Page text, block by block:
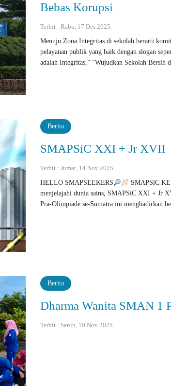
Bebas Korupsi
Terbit : Rabu, 17 Des 2025
Menuju Zona Integritas di sekolah berarti
pelayanan publik yang baik dengan slogan
adalah Integritas,” “Wujudkan Sekolah Bersih
Berita
SMAPSiC XXI + Jr XVII
Terbit : Jumat, 14 Nov 2025
HELLO SMAPSEEKERS
SMAPSiC
menjelajahi dunia sains, SMAPSiC XXI + Jr
Pra-Olimpiade se-Sumatra ini menghadirkan
Berita
Dharma Wanita SMAN 1
Terbit : Senin, 10 Nov 2025